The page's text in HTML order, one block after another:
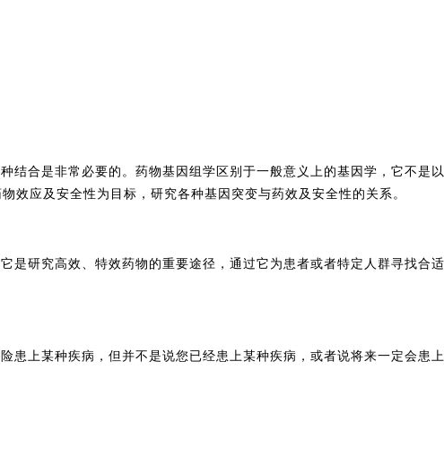
结合是非常必要的。药物基因组学区别于一般意义上的基因学，它不是
效应及安全性为目标，研究各种基因突变与药效及安全性的关系。
研究高效、特效药物的重要途径，通过它为患者或者特定人群寻找合适
上某种疾病，但并不是说您已经患上某种疾病，或者说将来一定会患上